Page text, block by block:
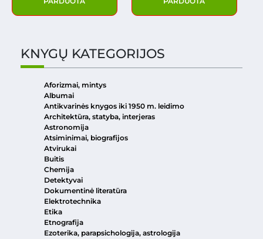
KNYGŲ KATEGORIJOS
Aforizmai, mintys
Albumai
Antikvarinės knygos iki 1950 m. leidimo
Architektūra, statyba, interjeras
Astronomija
Atsiminimai, biografijos
Atvirukai
Buitis
Chemija
Detektyvai
Dokumentinė literatūra
Elektrotechnika
Etika
Etnografija
Ezoterika, parapsichologija, astrologija